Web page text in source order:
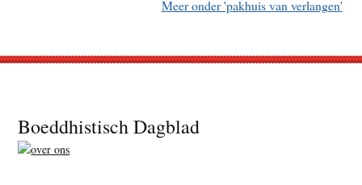
Meer onder 'pakhuis van verlangen'
Footer
Boeddhistisch Dagblad